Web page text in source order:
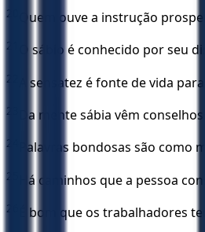
20 Quem ouve a instrução
21 O sábio é conhecido por seu
22 A sensatez é fonte de vida
23 Da mente sábia vêm
24 Palavras bondosas são como
25 Há caminhos que a pessoa
26 É bom que os trabalhadores